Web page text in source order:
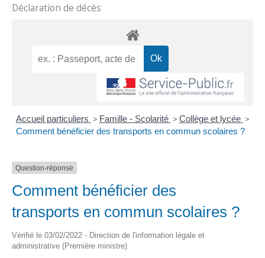
Déclaration de décès
Accueil particuliers > Famille - Scolarité > Collège et lycée >
Comment bénéficier des transports en commun scolaires ?
Question-réponse
Comment bénéficier des
transports en commun scolaires ?
Vérifié le 03/02/2022 - Direction de l'information légale et
administrative (Première ministre)